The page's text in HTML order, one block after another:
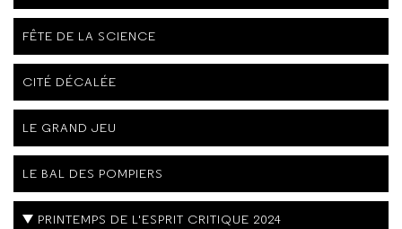
FÊTE DE LA SCIENCE
CITÉ DÉCALÉE
LE GRAND JEU
LE BAL DES POMPIERS
PRINTEMPS DE L'ESPRIT CRITIQUE 2024